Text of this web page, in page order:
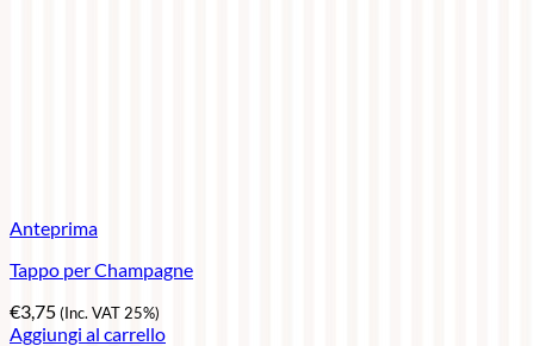
Anteprima
Tappo per Champagne
€3,75(Inc. VAT 25%)
Aggiungi al carrello